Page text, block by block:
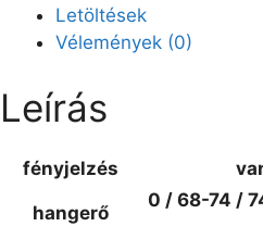
Letöltések
Vélemények (0)
Leírás
fényjelzés
hangerő
0 / 68-74 /